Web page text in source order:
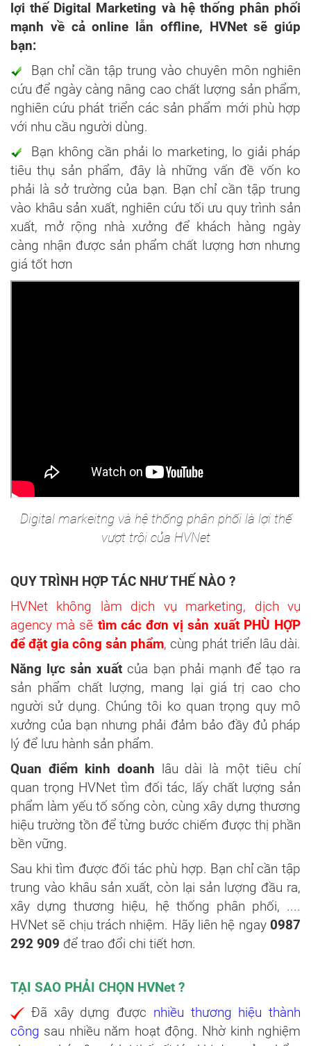
lợi thế Digital Marketing và hệ thống phân phối
mạnh về cả online lẫn offline, HVNet sẽ giúp
bạn:
Bạn chỉ cần tập trung vào chuyên môn nghiên
cứu để ngày càng nâng cao chất lượng sản phẩm,
nghiên cứu phát triển các sản phẩm mới phù hợp
với nhu cầu người dùng.
Bạn không cần phải lo marketing, lo giải pháp
tiêu thụ sản phẩm, đây là những vấn đề vốn ko
phải là sở trường của bạn. Bạn chỉ cần tập trung
vào khâu sản xuất, nghiên cứu tối ưu quy trình sản
xuất, mở rộng nhà xưởng để khách hàng ngày
càng nhận được sản phẩm chất lượng hơn nhưng
giá tốt hơn
Digital markeitng và hệ thống phân phối là lợi thế
vượt trội của HVNet
QUY TRÌNH HỢP TÁC NHƯ THẾ NÀO ?
HVNet không làm dịch vụ marketing, dịch vụ
agency mà sẽ tìm các đơn vị sản xuất PHÙ HỢP
để đặt gia công sản phẩm, cùng phát triển lâu dài.
Năng lực sản xuất của bạn phải mạnh để tạo ra
sản phẩm chất lượng, mang lại giá trị cao cho
người sử dụng. Chúng tôi ko quan trọng quy mô
xưởng của bạn nhưng phải đảm bảo đầy đủ pháp
lý để lưu hành sản phẩm.
Quan điểm kinh doanh lâu dài là một tiêu chí
quan trọng HVNet tìm đối tác, lấy chất lượng sản
phẩm làm yếu tố sống còn, cùng xây dựng thương
hiệu trường tồn để từng bước chiếm được thị phần
bền vững.
Sau khi tìm được đối tác phù hợp. Bạn chỉ cần tập
trung vào khâu sản xuất, còn lại sản lượng đầu ra,
xây dựng thương hiệu, hệ thống phân phối, ....
HVNet sẽ chịu trách nhiệm. Hãy liên hệ ngay 0987
292 909 để trao đổi chi tiết hơn.
TẠI SAO PHẢI CHỌN HVNet ?
Đã xây dựng được nhiều thương hiệu thành
công sau nhiều năm hoạt động. Nhờ kinh nghiệm